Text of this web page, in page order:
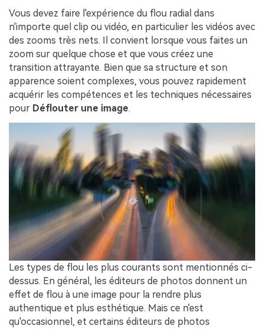
Vous devez faire l'expérience du flou radial dans
n'importe quel clip ou vidéo, en particulier les vidéos avec
des zooms très nets. Il convient lorsque vous faites un
zoom sur quelque chose et que vous créez une
transition attrayante. Bien que sa structure et son
apparence soient complexes, vous pouvez rapidement
acquérir les compétences et les techniques nécessaires
pour Déflouter une image.
Les types de flou les plus courants sont mentionnés ci-
dessus. En général, les éditeurs de photos donnent un
effet de flou à une image pour la rendre plus
authentique et plus esthétique. Mais ce n'est
qu'occasionnel, et certains éditeurs de photos